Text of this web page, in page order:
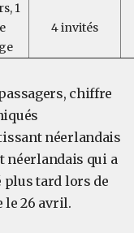
1
4 invités
chiffre
néerlandais
néerlandais qui a
plus tard lors de
le 26 avril.